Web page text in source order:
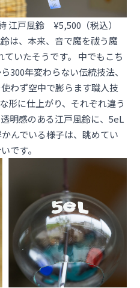
江戸風鈴 ¥5,500（税込）
は、本来、音で魔を祓う魔
いたそうです。 中でもこち
300年変わらない伝統技法、
わず空中で膨らます職人技
形に仕上がり、それぞれ違う
明感のある江戸風鈴に、5eL
んでいる様子は、眺めてい
です。